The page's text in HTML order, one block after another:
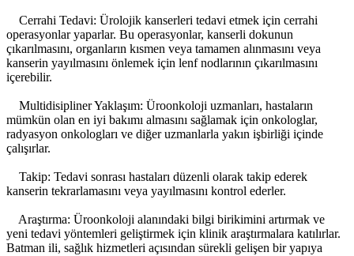
Cerrahi Tedavi: Ürolojik kanserleri tedavi etmek için cerrahi
operasyonlar yaparlar. Bu operasyonlar, kanserli dokunun
çıkarılmasını, organların kısmen veya tamamen alınmasını veya
kanserin yayılmasını önlemek için lenf nodlarının çıkarılmasını
içerebilir.
Multidisipliner Yaklaşım: Üroonkoloji uzmanları, hastaların
mümkün olan en iyi bakımı almasını sağlamak için onkologlar,
radyasyon onkologları ve diğer uzmanlarla yakın işbirliği içinde
çalışırlar.
Takip: Tedavi sonrası hastaları düzenli olarak takip ederek
kanserin tekrarlamasını veya yayılmasını kontrol ederler.
Araştırma: Üroonkoloji alanındaki bilgi birikimini artırmak ve
yeni tedavi yöntemleri geliştirmek için klinik araştırmalara katılırlar.
Batman ili, sağlık hizmetleri açısından sürekli gelişen bir yapıya